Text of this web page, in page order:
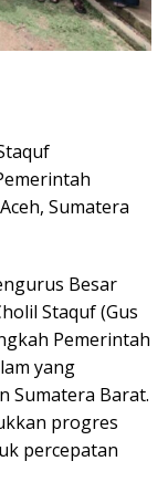
Sumatera
Besar
Staquf (Gus
Pemerintah
yang
Sumatera Barat.
progres
percepatan